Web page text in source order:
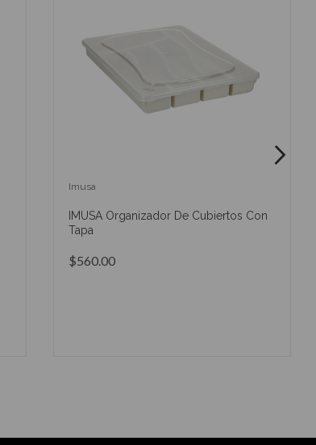
Imusa
IMUSA Organizador De Cubiertos Con
Tapa
$560.00